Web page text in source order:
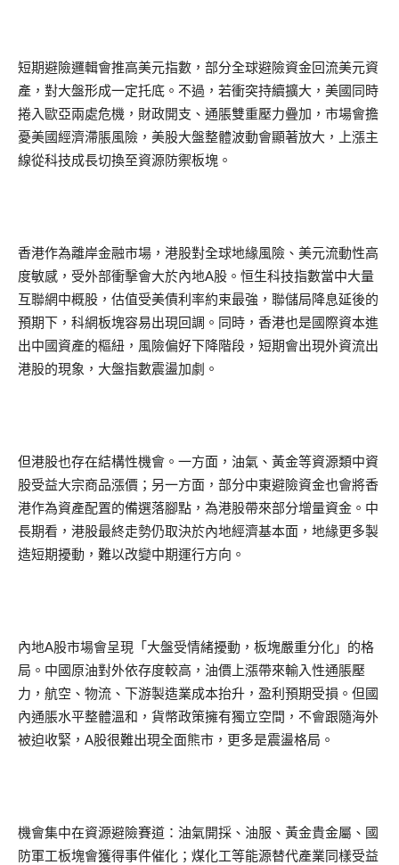
短期避險邏輯會推高美元指數，部分全球避險資金回流美元資
產，對大盤形成一定托底。不過，若衝突持續擴大，美國同時
捲入歐亞兩處危機，財政開支、通脹雙重壓力疊加，市場會擔
憂美國經濟滯脹風險，美股大盤整體波動會顯著放大，上漲主
線從科技成長切換至資源防禦板塊。
香港作為離岸金融市場，港股對全球地緣風險、美元流動性高
度敏感，受外部衝擊會大於內地A股。恒生科技指數當中大量
互聯網中概股，估值受美債利率約束最強，聯儲局降息延後的
預期下，科網板塊容易出現回調。同時，香港也是國際資本進
出中國資產的樞紐，風險偏好下降階段，短期會出現外資流出
港股的現象，大盤指數震盪加劇。
但港股也存在結構性機會。一方面，油氣、黃金等資源類中資
股受益大宗商品漲價；另一方面，部分中東避險資金也會將香
港作為資產配置的備選落腳點，為港股帶來部分增量資金。中
長期看，港股最終走勢仍取決於內地經濟基本面，地緣更多製
造短期擾動，難以改變中期運行方向。
內地A股市場會呈現「大盤受情緒擾動，板塊嚴重分化」的格
局。中國原油對外依存度較高，油價上漲帶來輸入性通脹壓
力，航空、物流、下游製造業成本抬升，盈利預期受損。但國
內通脹水平整體溫和，貨幣政策擁有獨立空間，不會跟隨海外
被迫收緊，A股很難出現全面熊市，更多是震盪格局。
機會集中在資源避險賽道：油氣開採、油服、黃金貴金屬、國
防軍工板塊會獲得事件催化；煤化工等能源替代產業同樣受益